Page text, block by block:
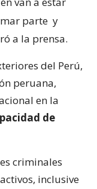
parte y
a la prensa.
del Perú,
peruana,
en la
de
criminales
inclusive